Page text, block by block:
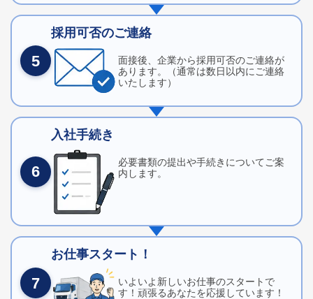
5
採用可否のご連絡
面接後、企業から採用可否のご連絡が
あります。（通常は数日以内にご連絡
いたします）
6
入社手続き
必要書類の提出や手続きについてご案
内します。
7
お仕事スタート！
いよいよ新しいお仕事のスタートで
す！頑張るあなたを応援しています！